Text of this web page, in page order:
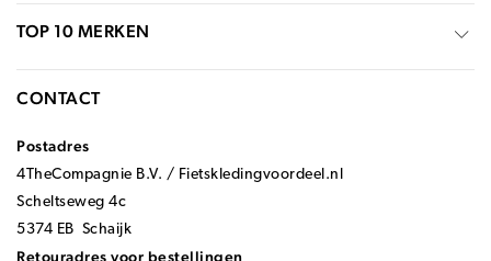
TOP 10 MERKEN
CONTACT
Postadres
4TheCompagnie B.V. / Fietskledingvoordeel.nl
Scheltseweg 4c
5374 EB Schaijk
Retouradres voor bestellingen